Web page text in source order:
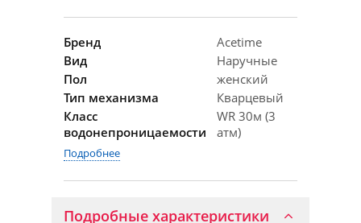
Бренд
Acetime
Вид
Наручные
Пол
женский
Тип механизма
Кварцевый
Класс
водонепроницаемости
WR 30м (3
атм)
Подробнее
Подробные характеристики